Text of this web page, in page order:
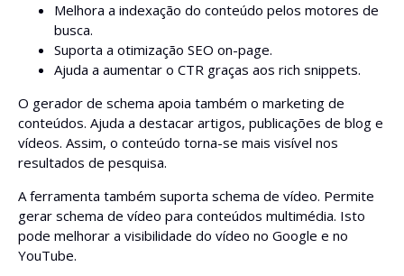
Melhora a indexação do conteúdo pelos motores de
busca.
Suporta a otimização SEO on-page.
Ajuda a aumentar o CTR graças aos rich snippets.
O gerador de schema apoia também o marketing de
conteúdos. Ajuda a destacar artigos, publicações de blog e
vídeos. Assim, o conteúdo torna-se mais visível nos
resultados de pesquisa.
A ferramenta também suporta schema de vídeo. Permite
gerar schema de vídeo para conteúdos multimédia. Isto
pode melhorar a visibilidade do vídeo no Google e no
YouTube.